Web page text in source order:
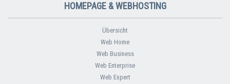
HOMEPAGE & WEBHOSTING
Übersicht
Web Home
Web Business
Web Enterprise
Web Expert